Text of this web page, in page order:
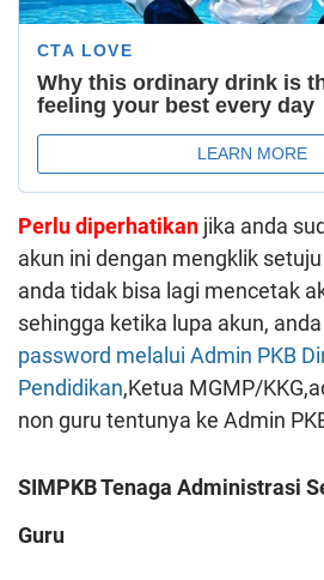
Perlu diperhatikan jika anda
akun ini dengan mengklik
anda tidak bisa lagi mencetak
sehingga ketika lupa akun,
password melalui Admin PKB
Pendidikan,Ketua MGMP/
non guru tentunya ke Admin
SIMPKB Tenaga Administrasi
Guru